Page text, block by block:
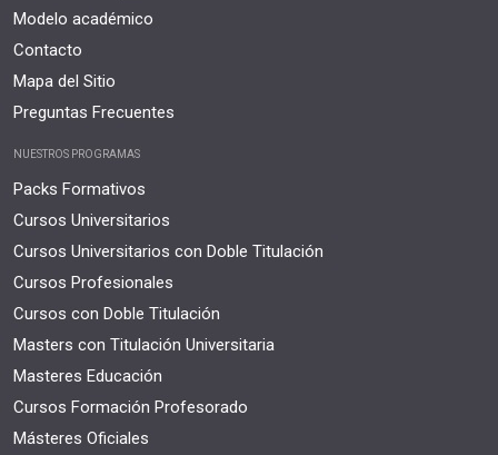
Modelo académico
Contacto
Mapa del Sitio
Preguntas Frecuentes
NUESTROS PROGRAMAS
Packs Formativos
Cursos Universitarios
Cursos Universitarios con Doble Titulación
Cursos Profesionales
Cursos con Doble Titulación
Masters con Titulación Universitaria
Masteres Educación
Cursos Formación Profesorado
Másteres Oficiales